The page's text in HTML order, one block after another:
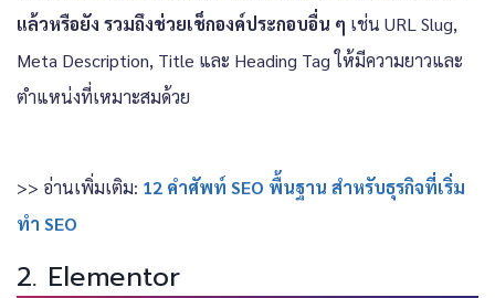
แล้วหรือยัง รวมถึงช่วยเช็กองค์ประกอบอื่น ๆ เช่น URL Slug,
Meta Description, Title และ Heading Tag ให้มีความยาวและ
ตำแหน่งที่เหมาะสมด้วย
>> อ่านเพิ่มเติม: 12 คำศัพท์ SEO พื้นฐาน สำหรับธุรกิจที่เริ่ม
ทำ SEO
2. Elementor